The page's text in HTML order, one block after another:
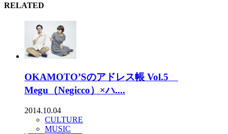
RELATED
OKAMOTO’Sのアドレス帳 Vol.5
Megu（Negicco）×ハ....
2014.10.04
CULTURE
MUSIC